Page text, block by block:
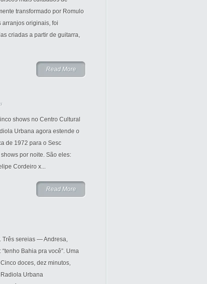
transformado por Romulo
arranjos originais, foi
criadas a partir de guitarra,
Read More
shows no Centro Cultural
Urbana agora estende o
de 1972 para o Sesc
por noite. São eles:
Cordeiro x...
Read More
Três sereias — Andresa,
Bahia pra você”. Uma
doces, dez minutos,
Urbana